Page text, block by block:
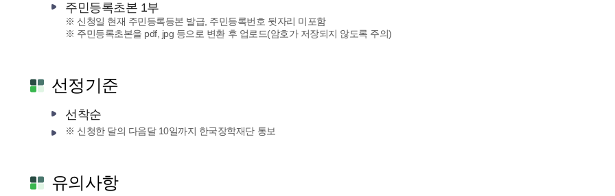
주민등록초본 1부
※ 신청일 현재 주민등록등본 발급, 주민등록번호 뒷자리 미포함
※ 주민등록초본을 pdf, jpg 등으로 변환 후 업로드(암호가 저장되지 않도록 주의)
선정기준
선착순
※ 신청한 달의 다음달 10일까지 한국장학재단 통보
유의사항